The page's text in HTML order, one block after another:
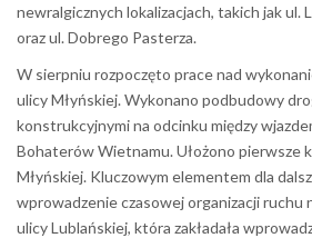
newralgicznych lokalizacjach, takich jak ul.
oraz ul. Dobrego Pasterza.
W sierpniu rozpoczęto prace nad
ulicy Młyńskiej. Wykonano podbudowy
konstrukcyjnymi na odcinku między
Bohaterów Wietnamu. Ułożono pierwsze
Młyńskiej. Kluczowym elementem dla
wprowadzenie czasowej organizacji ruchu
ulicy Lublańskiej, która zakładała